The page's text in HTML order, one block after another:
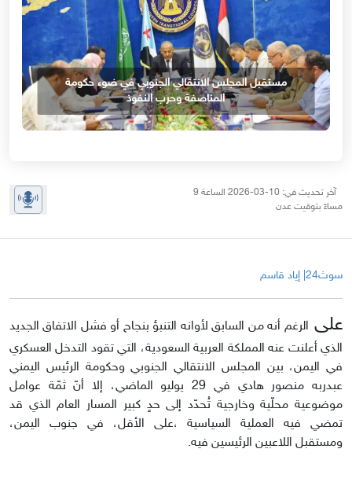
مستقبل المجلس الانتقالي الجنوبي في ضوء حكومة
المناصفة وحرب النفوذ
آخر تحديث في: 10-03-2026 الساعة 9
مساءً بتوقيت عدن
سوث24| إياد قاسم
على الرغم أنه من السابق لأوانه التنبؤ بنجاح أو فشل الاتفاق الجديد
الذي أعلنت عنه المملكة العربية السعودية، التي تقود التدخل العسكري
في اليمن، بين المجلس الانتقالي الجنوبي وحكومة الرئيس اليمني
عبدربه منصور هادي في 29 يوليو الماضي، إلا أنّ ثمّة عوامل
موضوعية محلّية وخارجية تُحدّد إلى حدٍ كبير المسار العام الذي قد
تمضي فيه العملية السياسية ،على الأقل، في جنوب اليمن،
ومستقبل اللاعبين الرئيسين فيه.